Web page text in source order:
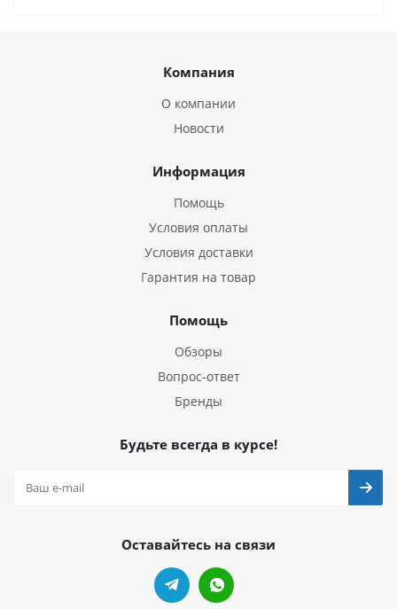
Компания
О компании
Новости
Информация
Помощь
Условия оплаты
Условия доставки
Гарантия на товар
Помощь
Обзоры
Вопрос-ответ
Бренды
Будьте всегда в курсе!
Оставайтесь на связи